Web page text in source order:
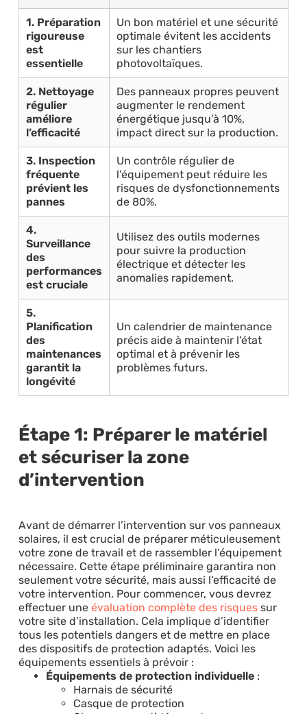
1. Préparation
rigoureuse
est
essentielle
Un bon matériel et une sécurité
optimale évitent les accidents
sur les chantiers
photovoltaïques.
2. Nettoyage
régulier
améliore
l’efficacité
Des panneaux propres peuvent
augmenter le rendement
énergétique jusqu’à 10%,
impact direct sur la production.
3. Inspection
fréquente
prévient les
pannes
Un contrôle régulier de
l’équipement peut réduire les
risques de dysfonctionnements
de 80%.
4.
Surveillance
des
performances
est cruciale
Utilisez des outils modernes
pour suivre la production
électrique et détecter les
anomalies rapidement.
5.
Planification
des
maintenances
garantit la
longévité
Un calendrier de maintenance
précis aide à maintenir l’état
optimal et à prévenir les
problèmes futurs.
Étape 1: Préparer le matériel
et sécuriser la zone
d’intervention
Avant de démarrer l’intervention sur vos panneaux
solaires, il est crucial de préparer méticuleusement
votre zone de travail et de rassembler l’équipement
nécessaire. Cette étape préliminaire garantira non
seulement votre sécurité, mais aussi l’efficacité de
votre intervention. Pour commencer, vous devrez
effectuer une évaluation complète des risquessur
votre site d’installation. Cela implique d’identifier
tous les potentiels dangers et de mettre en place
des dispositifs de protection adaptés. Voici les
équipements essentiels à prévoir :
Équipements de protection individuelle:
Harnais de sécurité
Casque de protection